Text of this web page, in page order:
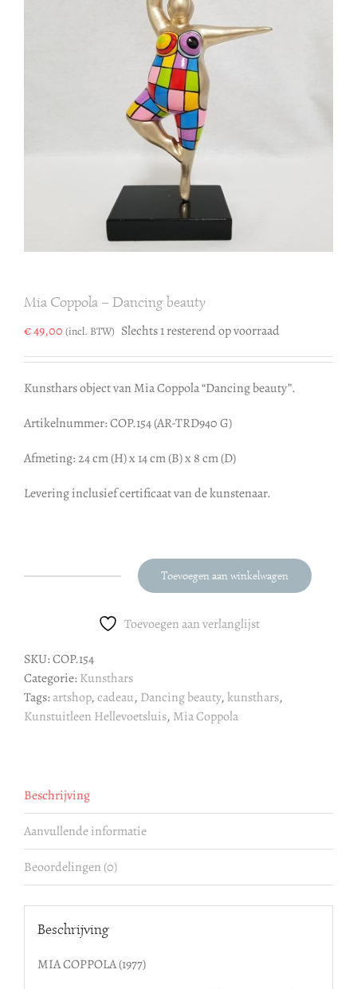
Mia Coppola – Dancing beauty
€49,00 (incl. BTW) Slechts 1 resterend op voorraad
Kunsthars object van Mia Coppola “Dancing beauty”.
Artikelnummer: COP.154 (AR-TRD940 G)
Afmeting: 24 cm (H) x 14 cm (B) x 8 cm (D)
Levering inclusief certificaat van de kunstenaar.
beauty
aantal
Toevoegen aan winkelwagen
Toevoegen aan verlanglijst
SKU:COP.154
Categorie:Kunsthars
Tags:artshop,cadeau, Dancing beauty,kunsthars,
Kunstuitleen Hellevoetsluis, Mia Coppola
Beschrijving
Aanvullende informatie
Beoordelingen (0)
Beschrijving
MIA COPPOLA (1977)